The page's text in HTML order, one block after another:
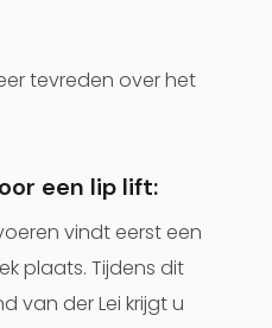
tevreden over het
een lip lift:
vindt eerst een
plaats. Tijdens dit
van der Lei krijgt u